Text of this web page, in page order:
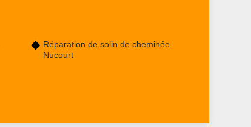
Réparation de solin de cheminée
Nucourt